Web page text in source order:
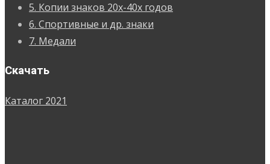
5. Копии знаков 20х-40х годов
6. Спортивные и др. знаки
7. Медали
Скачать
Каталог 2021